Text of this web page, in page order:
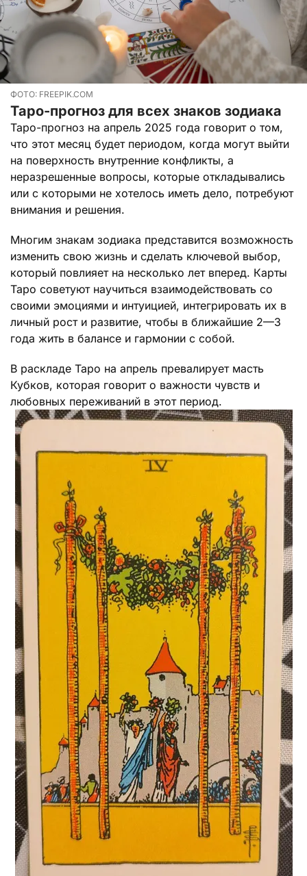
ФОТО: FREEPIK.COM
Таро-прогноз для всех знаков зодиака
Таро-прогноз на апрель 2025 года говорит о том,
что этот месяц будет периодом, когда могут выйти
на поверхность внутренние конфликты, а
неразрешенные вопросы, которые откладывались
или с которыми не хотелось иметь дело, потребуют
внимания и решения.
Многим знакам зодиака представится возможность
изменить свою жизнь и сделать ключевой выбор,
который повлияет на несколько лет вперед. Карты
Таро советуют научиться взаимодействовать со
своими эмоциями и интуицией, интегрировать их в
личный рост и развитие, чтобы в ближайшие 2—3
года жить в балансе и гармонии с собой.
В раскладе Таро на апрель превалирует масть
Кубков, которая говорит о важности чувств и
любовных переживаний в этот период.